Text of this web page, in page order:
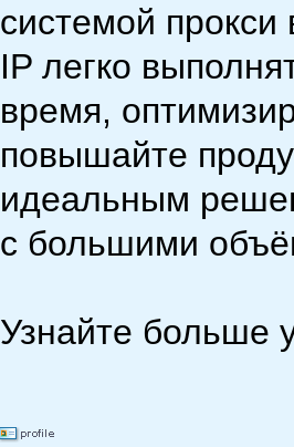
системой
IP легко
время,
повышайте
идеальным
с большими
Узнайте больше